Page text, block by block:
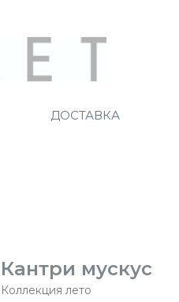
ДОСТАВКА
Кантри мускус
Коллекция лето